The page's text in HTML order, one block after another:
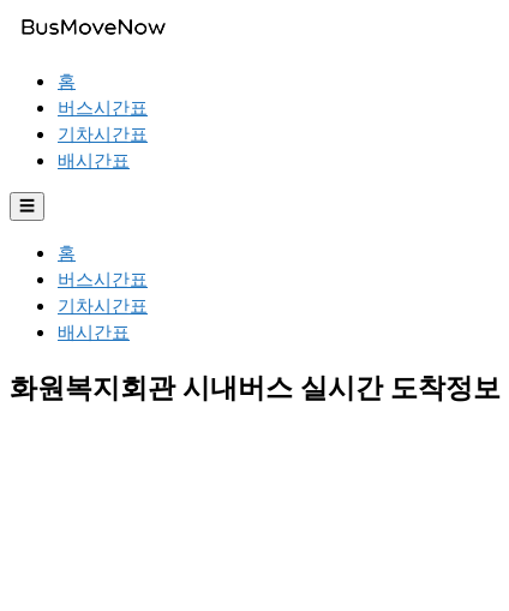
홈
버스시간표
기차시간표
배시간표
☰
홈
버스시간표
기차시간표
배시간표
화원복지회관 시내버스 실시간 도착정보